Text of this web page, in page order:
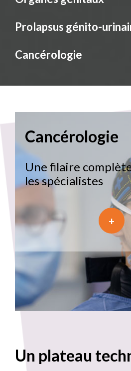
Prolapsus génito-
Cancérologie
Cancérologie
Une filaire
les spécialistes
+
Un plateau